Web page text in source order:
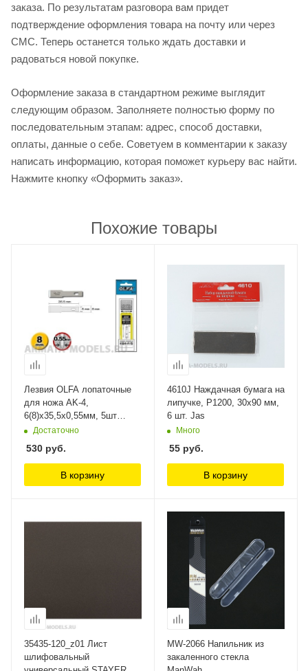
заказа. По результатам разговора вам придет
подтверждение оформления товара на почту или через
СМС. Теперь останется только ждать доставки и
радоваться новой покупке.
Оформление заказа в стандартном режиме выглядит
следующим образом. Заполняете полностью форму по
последовательным этапам: адрес, способ доставки,
оплаты, данные о себе. Советуем в комментарии к заказу
написать информацию, которая поможет курьеру вас найти.
Нажмите кнопку «Оформить заказ».
Похожие товары
Лезвия OLFA лопаточные
для ножа AK-4,
6(8)х35,5х0,55мм, 5шт
OLFA
Достаточно
530 руб.
В корзину
4610J Наждачная бумага на
липучке, P1200, 30x90 мм,
6 шт. Jas
Много
55 руб.
В корзину
35435-120_z01 Лист
шлифовальный
MW-2066 Напильник из
закаленного стекла